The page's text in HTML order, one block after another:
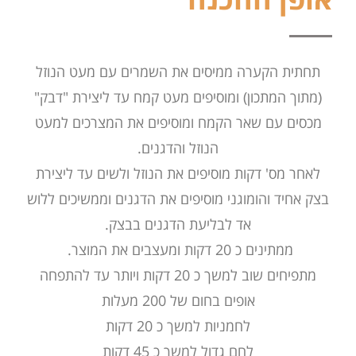
תחתית הקערה ממיסים את השמרים עם מעט הנוזל
(מתוך המתכון) ומוסיפים מעט קמח עד ליצירת "דבק"
מכסים עם שאר הקמח ומוסיפים את המצרכים למעט
הנוזל והדגנים.
לאחר מס' דקות מוסיפים את הנוזל ולשים עד ליצירת
בצק אחיד והומוגני מוסיפים את הדגנים וממשיכים ללוש
אד לבליעת הדגנים בבצק.
ממתינים כ 20 דקות ומעצבים את המוצר.
מתפיחים שוב למשך כ 20 דקות ויותר עד להתפחה
אופים בחום של 200 מעלות
לחמניות למשך כ 20 דקות
לחם גדול למשך כ 45 דקות